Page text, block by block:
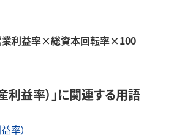
業利益率×総資本回転率×100
利益率）」に関連する用語
率）